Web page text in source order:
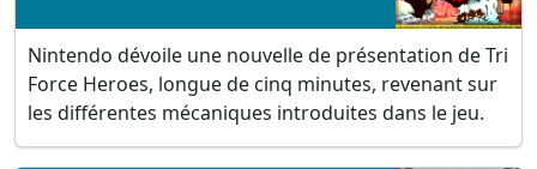
Nintendo dévoile une nouvelle de présentation de Tri
Force Heroes, longue de cinq minutes, revenant sur
les différentes mécaniques introduites dans le jeu.